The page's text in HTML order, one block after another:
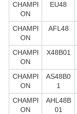
CHAMPI
ON
EU48
CHAMPI
ON
AFL48
CHAMPI
ON
X48B01
CHAMPI
ON
AS48B0
1
CHAMPI
ON
AHL48B
01